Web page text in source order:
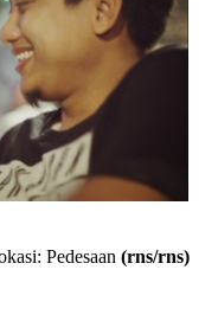
Pedesaan (rns/rns)